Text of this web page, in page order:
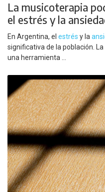
La musicoterapia
el estrés y la
En Argentina, el estrés y la
significativa de la población. La
una herramienta ...